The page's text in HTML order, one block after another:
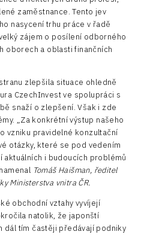
zaměstnance. Tento jev
nasycení trhu práce v řadě
zájem o posílení odborného
oborech a oblasti finančních
zlepšila situace ohledně
CzechInvest ve spolupráci s
snaží o zlepšení. Však i zde
„Za konkrétní výstup našeho
vzniku pravidelné konzultační
otázky, které se pod vedením
aktuálních i budoucích problémů
Tomáš Haišman, ředitel
Ministerstva vnitra ČR.
obchodní vztahy vyvíjejí
natolik, že japonští
dál tím častěji předávají podniky